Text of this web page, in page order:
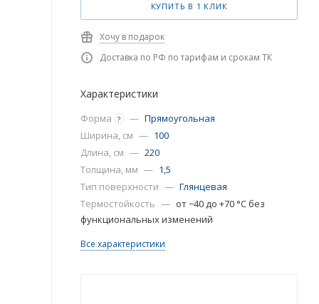
КУПИТЬ В 1 КЛИК
Хочу в подарок
Доставка по РФ по тарифам и срокам ТК
Характеристики
Форма ? — Прямоугольная
Ширина, см — 100
Длина, см — 220
Толщина, мм — 1,5
Тип поверхности — Глянцевая
Термостойкость — от −40 до +70 °C без
функциональных изменений
Все характеристики